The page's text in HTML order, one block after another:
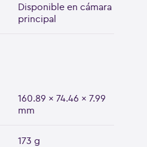
Disponible en cámara
principal
160.89 x 74.46 x 7.99
mm
173 g